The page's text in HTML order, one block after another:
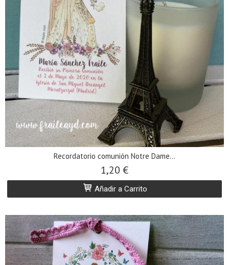
Recordatorio comunión Notre Dame...
1,20 €
Añadir a Carrito